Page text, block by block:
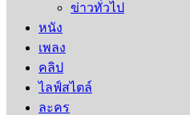
ข่าวทั่วไป
หนัง
เพลง
คลิป
ไลฟ์สไตล์
ละคร